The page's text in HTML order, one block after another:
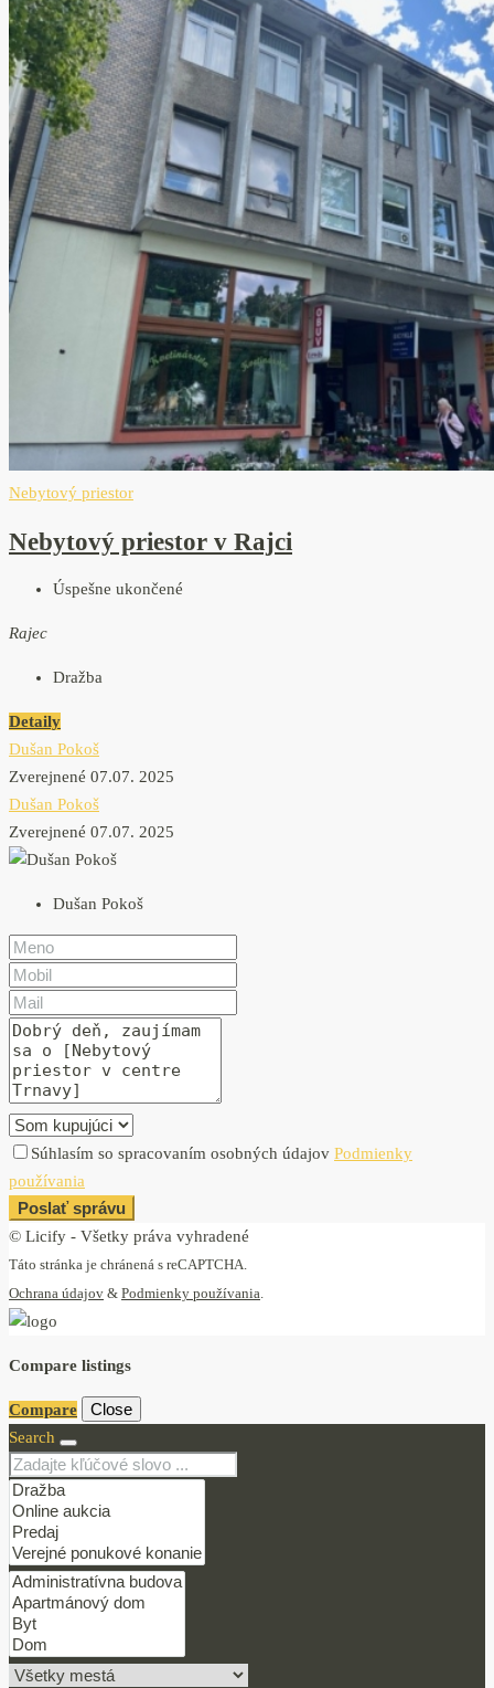
Nebytový priestor
Nebytový priestor v Rajci
Úspešne ukončené
Rajec
Dražba
Detaily
Dušan Pokoš
Zverejnené 07.07. 2025
Dušan Pokoš
Zverejnené 07.07. 2025
Dušan Pokoš
Súhlasím so spracovaním osobných údajov Podmienky
používania
Poslať správu
© Licify - Všetky práva vyhradené
Táto stránka je chránená s reCAPTCHA.
Ochrana údajov & Podmienky používania.
Compare listings
Compare Close
Search